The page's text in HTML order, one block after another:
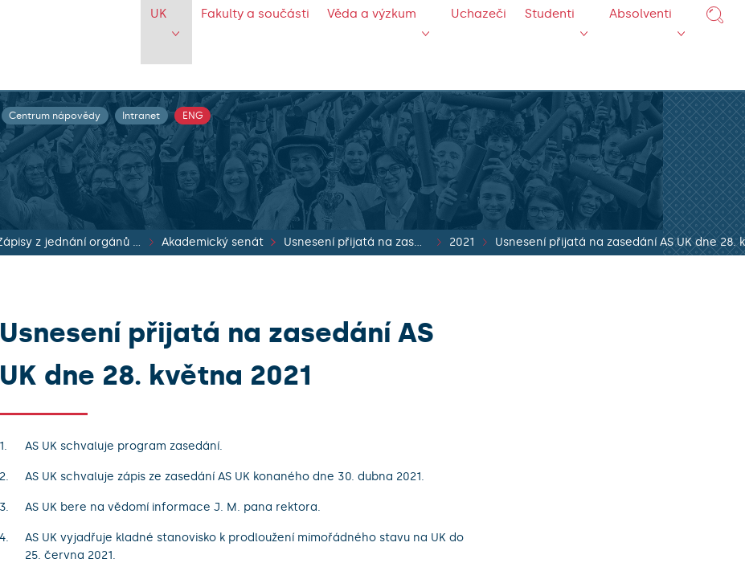
UK Fakulty a součásti Věda a výzkum Uchazeči Studenti Absolventi
Centrum nápovědy Intranet ENG
Zápisy z jednání orgánů UK Akademický senát Usnesení přijatá na zasedání AS UK 2021 Usnesení přijatá na zasedání AS UK dne 28.
Usnesení přijatá na zasedání AS
UK dne 28. května 2021
AS UK schvaluje program zasedání.
AS UK schvaluje zápis ze zasedání AS UK konaného dne 30. dubna 2021.
AS UK bere na vědomí informace J. M. pana rektora.
AS UK vyjadřuje kladné stanovisko k prodloužení mimořádného stavu na UK do
25. června 2021.